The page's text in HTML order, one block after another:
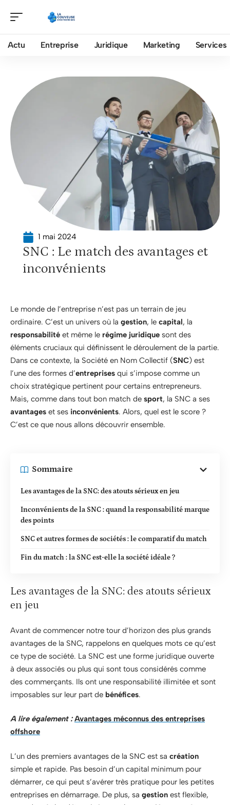
Actu Entreprise Juridique Marketing Services
1 mai 2024
SNC : Le match des avantages et
inconvénients
Le monde de l’entreprise n’est pas un terrain de jeu
ordinaire. C’est un univers où la gestion, le capital, la
responsabilité et même le régime juridique sont des
éléments cruciaux qui définissent le déroulement de la partie.
Dans ce contexte, la Société en Nom Collectif (SNC) est
l’une des formes d’entreprises qui s’impose comme un
choix stratégique pertinent pour certains entrepreneurs.
Mais, comme dans tout bon match de sport, la SNC a ses
avantages et ses inconvénients. Alors, quel est le score ?
C’est ce que nous allons découvrir ensemble.
Sommaire
Les avantages de la SNC: des atouts sérieux en jeu
Inconvénients de la SNC : quand la responsabilité marque
des points
SNC et autres formes de sociétés : le comparatif du match
Fin du match : la SNC est-elle la société idéale ?
Les avantages de la SNC: des atouts sérieux
en jeu
Avant de commencer notre tour d’horizon des plus grands
avantages de la SNC, rappelons en quelques mots ce qu’est
ce type de société. La SNC est une forme juridique ouverte
à deux associés ou plus qui sont tous considérés comme
des commerçants. Ils ont une responsabilité illimitée et sont
imposables sur leur part de bénéfices.
A lire également : Avantages méconnus des entreprises
offshore
L’un des premiers avantages de la SNC est sa création
simple et rapide. Pas besoin d’un capital minimum pour
démarrer, ce qui peut s’avérer très pratique pour les petites
entreprises en démarrage. De plus, sa gestion est flexible,